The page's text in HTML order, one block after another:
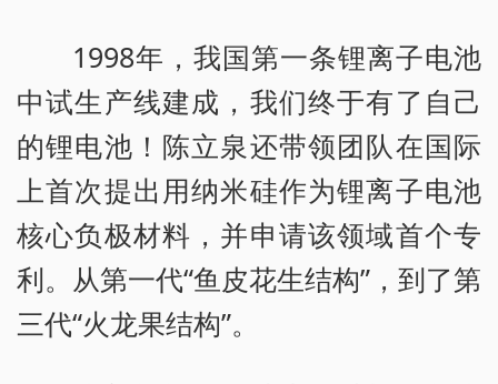
1998年，我国第一条锂离子电池
中试生产线建成，我们终于有了自己
的锂电池！陈立泉还带领团队在国际
上首次提出用纳米硅作为锂离子电池
核心负极材料，并申请该领域首个专
利。从第一代“鱼皮花生结构”，到了第
三代“火龙果结构”。